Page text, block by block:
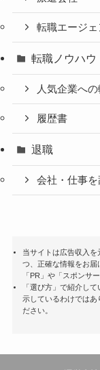
転職エージェ
転職ノウハウ
人気企業へ
履歴書
退職
会社・仕事
当サイトは広告収入
つ、正確な情報をお届
「PR」や「スポンサ
「選び方」で紹介し
示しているわけではあ
ださい。